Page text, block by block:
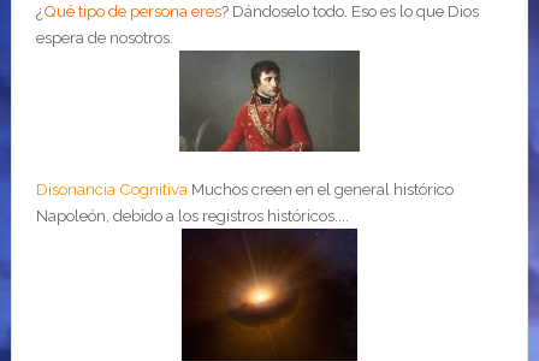
¿Qué tipo de persona eres? Dándoselo todo. Eso es lo que Dios
espera de nosotros.
Disonancia Cognitiva Muchos creen en el general histórico
Napoleón, debido a los registros históricos....